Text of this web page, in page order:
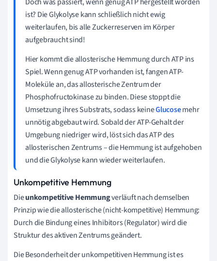
ist? Die Glykolyse kann schließlich nicht ewig
weiterlaufen, bis alle Zuckerreserven im Körper
aufgebraucht sind!
Hier kommt die allosterische Hemmung durch ATP ins
Spiel. Wenn genug ATP vorhanden ist, fangen ATP-
Moleküle an, das allosterische Zentrum der
Phosphofructokinase zu binden. Diese stoppt die
Umsetzung ihres Substrats, sodass keineGlucosemehr
unnötig abgebaut wird. Sobald der ATP-Gehalt der
Umgebung niedriger wird, löst sich das ATP des
allosterischen Zentrums–die Hemmung ist aufgehoben
und die Glykolyse kann wieder weiterlaufen.
Unkompetitive Hemmung
Dieunkompetitive Hemmungverläuft nach demselben
Prinzip wie die allosterische (nicht-kompetitive) Hemmung:
Durch die Bindung eines Inhibitors (Regulator) wird die
Struktur des aktiven Zentrums geändert.
Die Besonderheit der unkompetitiven Hemmung ist es